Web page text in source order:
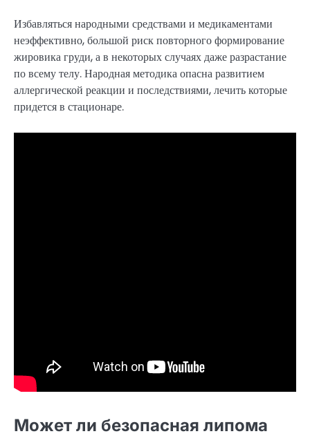
Избавляться народными средствами и медикаментами
неэффективно, большой риск повторного формирование
жировика груди, а в некоторых случаях даже разрастание
по всему телу. Народная методика опасна развитием
аллергической реакции и последствиями, лечить которые
придется в стационаре.
Может ли безопасная липома